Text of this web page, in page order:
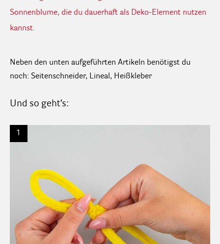
Sonnenblume, die du dauerhaft als Deko-Element nutzen
kannst.
Neben den unten aufgeführten Artikeln benötigst du
noch: Seitenschneider, Lineal, Heißkleber
Und so geht’s:
1